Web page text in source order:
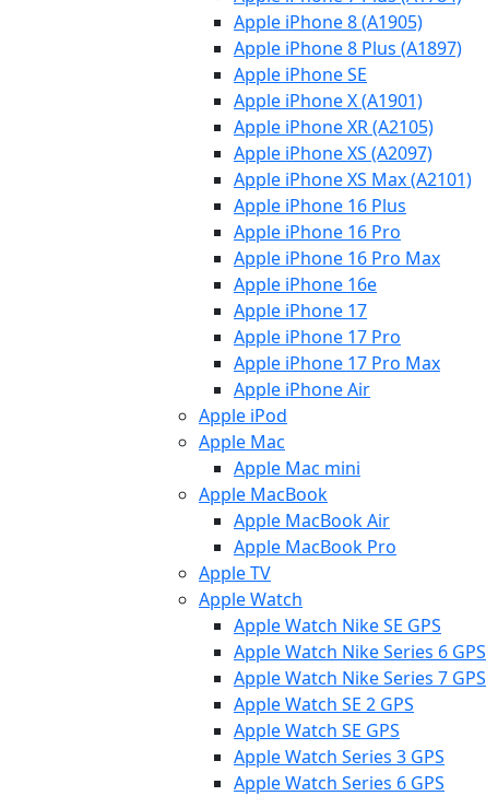
Apple iPhone 8 (A1905)
Apple iPhone 8 Plus (A1897)
Apple iPhone SE
Apple iPhone X (A1901)
Apple iPhone XR (A2105)
Apple iPhone XS (A2097)
Apple iPhone XS Max (A2101)
Apple iPhone 16 Plus
Apple iPhone 16 Pro
Apple iPhone 16 Pro Max
Apple iPhone 16e
Apple iPhone 17
Apple iPhone 17 Pro
Apple iPhone 17 Pro Max
Apple iPhone Air
Apple iPod
Apple Mac
Apple Mac mini
Apple MacBook
Apple MacBook Air
Apple MacBook Pro
Apple TV
Apple Watch
Apple Watch Nike SE GPS
Apple Watch Nike Series 6 GPS
Apple Watch Nike Series 7 GPS
Apple Watch SE 2 GPS
Apple Watch SE GPS
Apple Watch Series 3 GPS
Apple Watch Series 6 GPS